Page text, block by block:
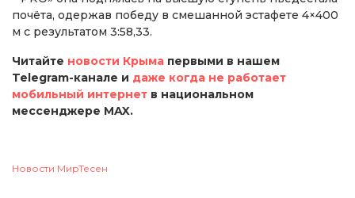
почёта, одержав победу в смешанной эстафете 4×400
м с результатом 3:58,33.
Читайте новости Крыма первыми в нашем
Telegram-канале и даже когда не работает
мобильный интернет в национальном
мессенджере MAX.
Новости МирТесен